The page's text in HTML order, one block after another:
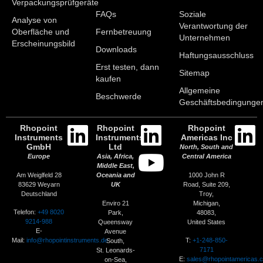
Verpackungsprüfgeräte
Analyse von
Oberfläche und
Erscheinungsbild
FAQs
Fernbetreuung
Downloads
Erst testen, dann
kaufen
Beschwerde
Soziale
Verantwortung der
Unternehmen
Haftungsausschluss
Sitemap
Allgemeine
Rhopoint
Instruments
GmbH
Europe
Am Weiglfeld 28
83629 Weyarn
Deutschland
Telefon:+49 8020
9214-988
E-
Mail: info@rhopointinstruments.de
Rhopoint
Instruments
Ltd
Asia, Africa,
Middle East,
Oceania and
UK
Enviro 21
Park,
Queensway
Avenue
South,
St. Leonards-
on-Sea,
Rhopoint
Americas Inc
North, South and
Central America
1000 John R
Road, Suite 209,
Troy,
Michigan,
48083,
United States
T: +1-248-850-
7171
E: